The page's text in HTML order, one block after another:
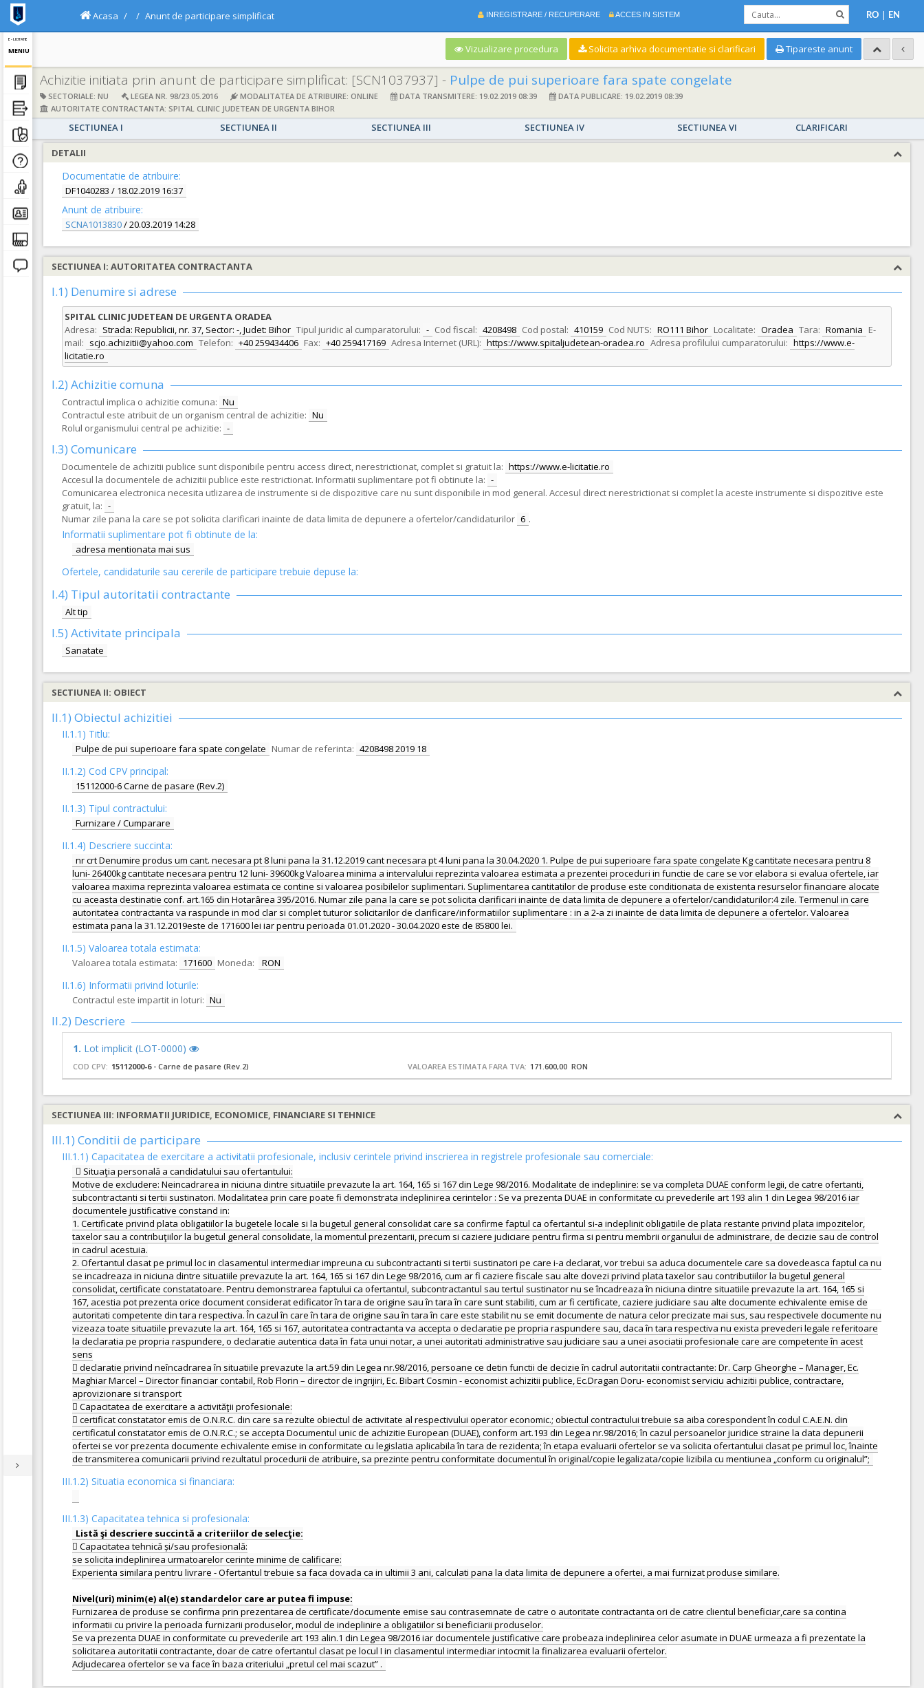
E - LICITATIE
MENIU
INREGISTRARE / RECUPERARE ACCES IN SISTEM RO | EN
Acasa Anunt de participare simplificat
Vizualizare procedura Solicita arhiva documentatie si clarificari Tipareste anunt
Achizitie initiata prin anunt de participare simplificat: [SCN1037937] - Pulpe de pui superioare fara spate congelate
SECTORIALE: NU LEGEA NR. 98/23.05.2016 MODALITATEA DE ATRIBUIRE: ONLINE DATA TRANSMITERE: 19.02.2019 08:39
DATA PUBLICARE: 19.02.2019 08:39
AUTORITATE CONTRACTANTA: SPITAL CLINIC JUDETEAN DE URGENTA BIHOR
SECTIUNEA I SECTIUNEA II SECTIUNEA III SECTIUNEA IV SECTIUNEA VI CLARIFICARI
DETALII
Documentatie de atribuire:
DF1040283 / 18.02.2019 16:37
Anunt de atribuire:
SCNA1013830/ 20.03.2019 14:28
SECTIUNEA I: AUTORITATEA CONTRACTANTA
I.1) Denumire si adrese
SPITAL CLINIC JUDETEAN DE URGENTA ORADEA
Adresa: Strada: Republicii, nr. 37, Sector: -, Judet: Bihor Tipul juridic al cumparatorului: - Cod fiscal: 4208498 Cod postal: 410159 Cod NUTS: RO111 Bihor Localitate: Oradea Tara: Romania E-
mail: scjo.achizitii@yahoo.com Telefon: +40 259434406 Fax: +40 259417169 Adresa Internet (URL): https://www.spitaljudetean-oradea.ro Adresa profilului cumparatorului: https://www.e-
licitatie.ro
I.2) Achizitie comuna
Contractul implica o achizitie comuna: Nu
Contractul este atribuit de un organism central de achizitie: Nu
Rolul organismului central pe achizitie: -
I.3) Comunicare
Documentele de achizitii publice sunt disponibile pentru access direct, nerestrictionat, complet si gratuit la: https://www.e-licitatie.ro
Accesul la documentele de achizitii publice este restrictionat. Informatii suplimentare pot fi obtinute la: -
Comunicarea electronica necesita utlizarea de instrumente si de dispozitive care nu sunt disponibile in mod general. Accesul direct nerestrictionat si complet la aceste instrumente si dispozitive este
gratuit, la: -
Numar zile pana la care se pot solicita clarificari inainte de data limita de depunere a ofertelor/candidaturilor 6 .
Informatii suplimentare pot fi obtinute de la:
adresa mentionata mai sus
Ofertele, candidaturile sau cererile de participare trebuie depuse la:
I.4) Tipul autoritatii contractante
Alt tip
I.5) Activitate principala
Sanatate
SECTIUNEA II: OBIECT
II.1) Obiectul achizitiei
II.1.1) Titlu:
Pulpe de pui superioare fara spate congelate Numar de referinta: 4208498 2019 18
II.1.2) Cod CPV principal:
15112000-6 Carne de pasare (Rev.2)
II.1.3) Tipul contractului:
Furnizare / Cumparare
II.1.4) Descriere succinta:
nr crt Denumire produs um cant. necesara pt 8 luni pana la 31.12.2019 cant necesara pt 4 luni pana la 30.04.2020 1. Pulpe de pui superioare fara spate congelate Kg cantitate necesara pentru 8
luni- 26400kg cantitate necesara pentru 12 luni- 39600kg Valoarea minima a intervalului reprezinta valoarea estimata a prezentei proceduri in functie de care se vor elabora si evalua ofertele, iar
valoarea maxima reprezinta valoarea estimata ce contine si valoarea posibilelor suplimentari. Suplimentarea cantitatilor de produse este conditionata de existenta resurselor financiare alocate
cu aceasta destinatie conf. art.165 din Hotarârea 395/2016. Numar zile pana la care se pot solicita clarificari inainte de data limita de depunere a ofertelor/candidaturilor:4 zile. Termenul in care
autoritatea contractanta va raspunde in mod clar si complet tuturor solicitarilor de clarificare/informatiilor suplimentare : in a 2-a zi inainte de data limita de depunere a ofertelor. Valoarea
estimata pana la 31.12.2019este de 171600 lei iar pentru perioada 01.01.2020 - 30.04.2020 este de 85800 lei.
II.1.5) Valoarea totala estimata:
Valoarea totala estimata: 171600 Moneda: RON
II.1.6) Informatii privind loturile:
Contractul este impartit in loturi: Nu
II.2) Descriere
1. Lot implicit (LOT-0000)
COD CPV: 15112000-6- Carne de pasare (Rev.2) VALOAREA ESTIMATA FARA TVA: 171.600,00 RON
SECTIUNEA III: INFORMATII JURIDICE, ECONOMICE, FINANCIARE SI TEHNICE
III.1) Conditii de participare
III.1.1) Capacitatea de exercitare a activitatii profesionale, inclusiv cerintele privind inscrierea in registrele profesionale sau comerciale:
 Situaţia personală a candidatului sau ofertantului:
Motive de excludere: Neincadrarea in niciuna dintre situatiile prevazute la art. 164, 165 si 167 din Lege 98/2016. Modalitate de indeplinire: se va completa DUAE conform legii, de catre ofertanti,
subcontractanti si tertii sustinatori. Modalitatea prin care poate fi demonstrata indeplinirea cerintelor : Se va prezenta DUAE in conformitate cu prevederile art 193 alin 1 din Legea 98/2016 iar
documentele justificative constand in:
1. Certificate privind plata obligatiilor la bugetele locale si la bugetul general consolidat care sa confirme faptul ca ofertantul si-a indeplinit obligatiile de plata restante privind plata impozitelor,
taxelor sau a contribuţiilor la bugetul general consolidate, la momentul prezentarii, precum si caziere judiciare pentru firma si pentru membrii organului de administrare, de decizie sau de control
in cadrul acestuia.
2. Ofertantul clasat pe primul loc in clasamentul intermediar impreuna cu subcontractanti si tertii sustinatori pe care i-a declarat, vor trebui sa aduca documentele care sa dovedeasca faptul ca nu
se incadreaza in niciuna dintre situatiile prevazute la art. 164, 165 si 167 din Lege 98/2016, cum ar fi caziere fiscale sau alte dovezi privind plata taxelor sau contributiilor la bugetul general
consolidat, certificate constatatoare. Pentru demonstrarea faptului ca ofertantul, subcontractantul sau tertul sustinator nu se încadreaza în niciuna dintre situatiile prevazute la art. 164, 165 si
167, acestia pot prezenta orice document considerat edificator în tara de origine sau în tara în care sunt stabiliti, cum ar fi certificate, caziere judiciare sau alte documente echivalente emise de
autoritati competente din tara respectiva. În cazul în care în tara de origine sau în tara în care este stabilit nu se emit documente de natura celor precizate mai sus, sau respectivele documente nu
vizeaza toate situatiile prevazute la art. 164, 165 si 167, autoritatea contractanta va accepta o declaratie pe propria raspundere sau, daca în tara respectiva nu exista prevederi legale referitoare
la declaratia pe propria raspundere, o declaratie autentica data în fata unui notar, a unei autoritati administrative sau judiciare sau a unei asociatii profesionale care are competente în acest
sens
 declaratie privind neîncadrarea în situatiile prevazute la art.59 din Legea nr.98/2016, persoane ce detin functii de decizie în cadrul autoritatii contractante: Dr. Carp Gheorghe – Manager, Ec.
Maghiar Marcel – Director financiar contabil, Rob Florin – director de ingrijiri, Ec. Bibart Cosmin - economist achizitii publice, Ec.Dragan Doru- economist serviciu achizitii publice, contractare,
aprovizionare si transport
 Capacitatea de exercitare a activităţii profesionale:
 certificat constatator emis de O.N.R.C. din care sa rezulte obiectul de activitate al respectivului operator economic.; obiectul contractului trebuie sa aiba corespondent în codul C.A.E.N. din
certificatul constatator emis de O.N.R.C.; se accepta Documentul unic de achizitie European (DUAE), conform art.193 din Legea nr.98/2016; în cazul persoanelor juridice straine la data depunerii
ofertei se vor prezenta documente echivalente emise in conformitate cu legislatia aplicabila în tara de rezidenta; în etapa evaluarii ofertelor se va solicita ofertantului clasat pe primul loc, înainte
III.1.2) Situatia economica si financiara:
III.1.3) Capacitatea tehnica si profesionala:
 Capacitatea tehnică și/sau profesională:
se solicita indeplinirea urmatoarelor cerinte minime de calificare:
Experienta similara pentru livrare - Ofertantul trebuie sa faca dovada ca in ultimii 3 ani, calculati pana la data limita de depunere a ofertei, a mai furnizat produse similare.
Furnizarea de produse se confirma prin prezentarea de certificate/documente emise sau contrasemnate de catre o autoritate contractanta ori de catre clientul beneficiar,care sa contina
informatii cu privire la perioada furnizarii produselor, modul de indeplinire a obligatiilor si beneficiarii produselor.
Se va prezenta DUAE in conformitate cu prevederile art 193 alin.1 din Legea 98/2016 iar documentele justificative care probeaza indeplinirea celor asumate in DUAE urmeaza a fi prezentate la
solicitarea autoritatii contractante, doar de catre ofertantul clasat pe locul I in clasamentul intermediar intocmit la finalizarea evaluarii ofertelor.